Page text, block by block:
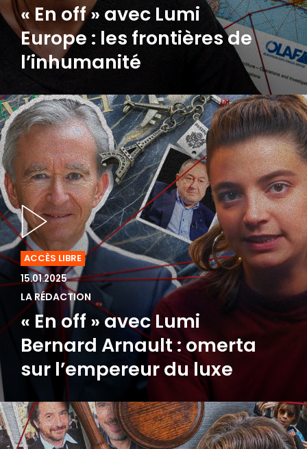
« En off » avec Lumi
Europe : les frontières de
l’inhumanité
ACCÈS LIBRE
15.01.2025
LA RÉDACTION
« En off » avec Lumi
Bernard Arnault : omerta
sur l’empereur du luxe